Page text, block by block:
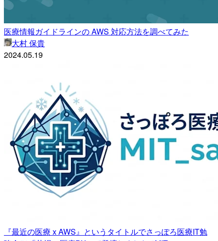
医療情報ガイドラインの AWS 対応方法を調べてみた
大村 保貴
2024.05.19
『最近の医療 x AWS』というタイトルでさっぽろ医療IT勉